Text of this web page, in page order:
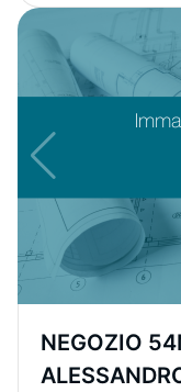
NEGOZIO